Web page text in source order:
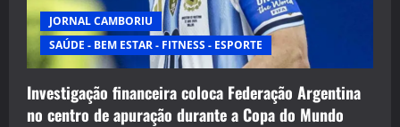
JORNAL CAMBORIU
SAÚDE - BEM ESTAR - FITNESS - ESPORTE
Investigação financeira coloca Federação Argentina
no centro de apuração durante a Copa do Mundo